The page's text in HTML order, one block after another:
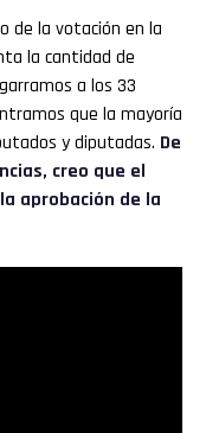
de la votación en la
la cantidad de
a los 33
que la mayoría
y diputadas. De
creo que el
aprobación de la